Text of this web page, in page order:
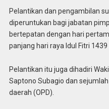
Pelantikan dan pengambilan
diperuntukan bagi jabatan
bertepatan dengan hari
panjang hari raya Idul Fitri 1439
Pelantikan itu juga dihadiri
Saptono Subagio dan
daerah (OPD).